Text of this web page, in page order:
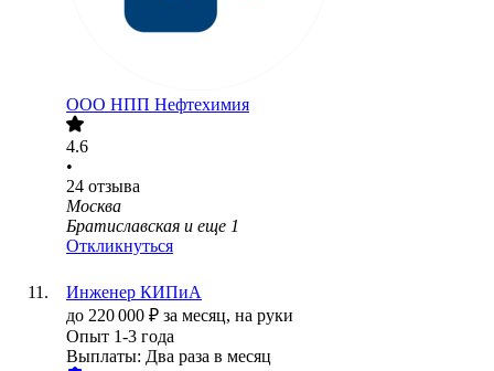
ООО НПП Нефтехимия
4.6
•
24 отзыва
Москва
Братиславская и еще 1
Откликнуться
Инженер КИПиА
до 220 000 ₽ за месяц, на руки
Опыт 1-3 года
Выплаты: Два раза в месяц